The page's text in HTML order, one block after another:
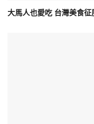
大馬人也愛吃 台灣美食